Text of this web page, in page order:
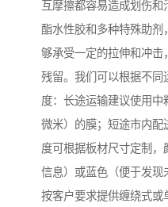
互摩擦都容易造成划伤
酯水性胶和多种特殊助
够承受一定的拉伸和冲击
残留。我们可以根据不
度：长途运输建议使用中
微米）的膜；短途市内
度可根据板材尺寸定制
信息）或蓝色（便于发现
按客户要求提供缠绕式